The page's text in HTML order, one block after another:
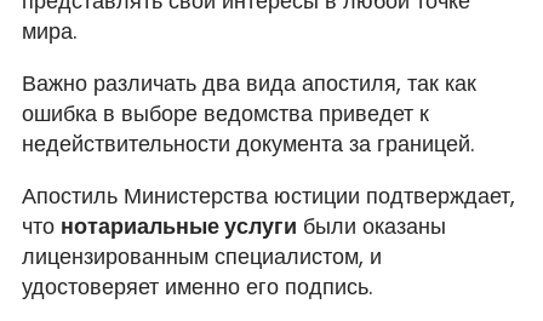
мира.
Важно различать два вида апостиля, так как
ошибка в выборе ведомства приведет к
недействительности документа за границей.
Апостиль Министерства юстиции подтверждает,
что нотариальные услуги были оказаны
лицензированным специалистом, и
удостоверяет именно его подпись.